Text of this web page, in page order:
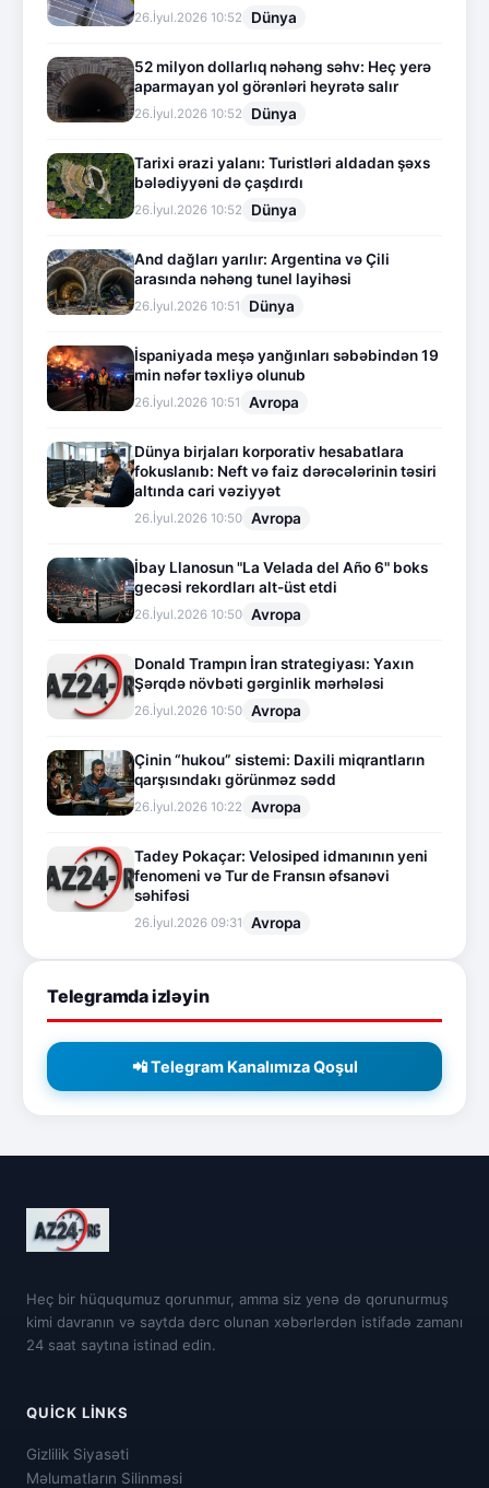
26.İyul.2026 10:52 Dünya
52 milyon dollarlıq nəhəng səhv: Heç yerə
aparmayan yol görənləri heyrətə salır
26.İyul.2026 10:52 Dünya
Tarixi ərazi yalanı: Turistləri aldadan şəxs
bələdiyyəni də çaşdırdı
26.İyul.2026 10:52 Dünya
And dağları yarılır: Argentina və Çili
arasında nəhəng tunel layihəsi
26.İyul.2026 10:51 Dünya
İspaniyada meşə yanğınları səbəbindən 19
min nəfər təxliyə olunub
26.İyul.2026 10:51 Avropa
Dünya birjaları korporativ hesabatlara
fokuslanıb: Neft və faiz dərəcələrinin təsiri
altında cari vəziyyət
26.İyul.2026 10:50 Avropa
İbay Llanosun "La Velada del Año 6" boks
gecəsi rekordları alt-üst etdi
26.İyul.2026 10:50 Avropa
Donald Trampın İran strategiyası: Yaxın
Şərqdə növbəti gərginlik mərhələsi
26.İyul.2026 10:50 Avropa
Çinin “hukou” sistemi: Daxili miqrantların
qarşısındakı görünməz sədd
26.İyul.2026 10:22 Avropa
Tadey Pokaçar: Velosiped idmanının yeni
fenomeni və Tur de Fransın əfsanəvi
səhifəsi
26.İyul.2026 09:31 Avropa
Telegramda izləyin
📲 Telegram Kanalımıza Qoşul
Heç bir hüququmuz qorunmur, amma siz yenə də qorunurmuş
kimi davranın və saytda dərc olunan xəbərlərdən istifadə zamanı
24 saat saytına istinad edin.
QUICK LINKS
Gizlilik Siyasəti
Məlumatların Silinməsi